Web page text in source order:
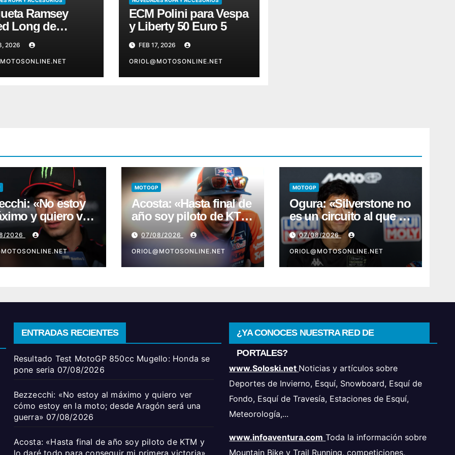
Ramsey
Long de
2026
ECM Polini para Vespa
y Liberty 50 Euro 5
FEB 17, 2026
ORIOL@MOTOSONLINE.NET
«No estoy
y quiero ver
estoy en la
desde Aragón
guerra»
2026
MOTOGP
Acosta: «Hasta final de
año soy piloto de KTM
y lo daré todo para
conseguir mi primera
victoria»
07/08/2026
ORIOL@MOTOSONLINE.NET
MOTOGP
Ogura: «Silverstone no
es un circuito al que le
tenga muchas ganas»
07/08/2026
ORIOL@MOTOSONLINE.NET
ENTRADAS RECIENTES
Resultado Test MotoGP 850cc Mugello: Honda se
pone seria 07/08/2026
Bezzecchi: «No estoy al máximo y quiero ver
cómo estoy en la moto; desde Aragón será una
guerra» 07/08/2026
Acosta: «Hasta final de año soy piloto de KTM y
lo daré todo para conseguir mi primera victoria»
¿YA CONOCES NUESTRA RED DE
PORTALES?
www.Soloski.net Noticias y artículos sobre
Deportes de Invierno, Esquí, Snowboard, Esquí de
Fondo, Esquí de Travesía, Estaciones de Esquí,
Meteorología,...
www.infoaventura.com Toda la información sobre
Mountain Bike y Trail Running, competiciones,